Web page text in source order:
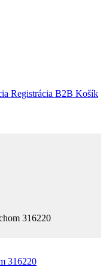
Registrácia B2B Košík
316220